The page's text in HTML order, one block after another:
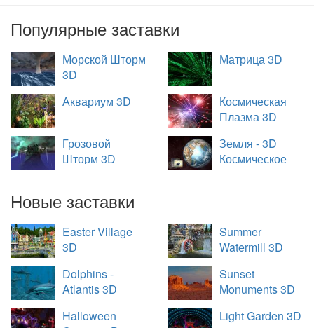
Популярные заставки
Морской Шторм
3D
Матрица 3D
Аквариум 3D
Космическая
Плазма 3D
Грозовой
Шторм 3D
Земля - 3D
Космическое
Новые заставки
Easter Village
3D
Summer
Watermill 3D
Dolphins -
Atlantis 3D
Sunset
Monuments 3D
Halloween
Light Garden 3D